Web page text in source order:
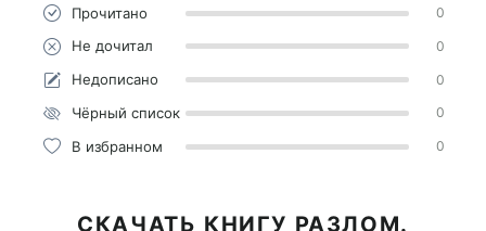
Прочитано 0
Не дочитал 0
Недописано 0
Чёрный список 0
В избранном 0
СКАЧАТЬ КНИГУ РАЗЛОМ.